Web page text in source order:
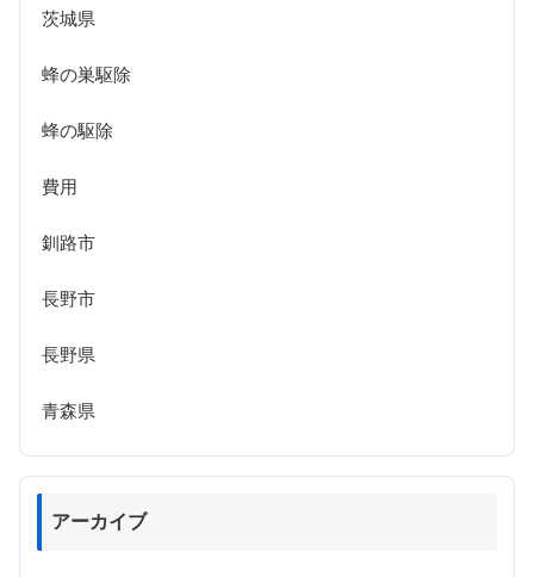
茨城県
蜂の巣駆除
蜂の駆除
費用
釧路市
長野市
長野県
青森県
アーカイブ